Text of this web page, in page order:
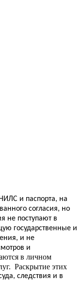
и паспорта, на
согласия, но
не поступают в
государственные и
и не
и
в личном
Раскрытие этих
следствия и в